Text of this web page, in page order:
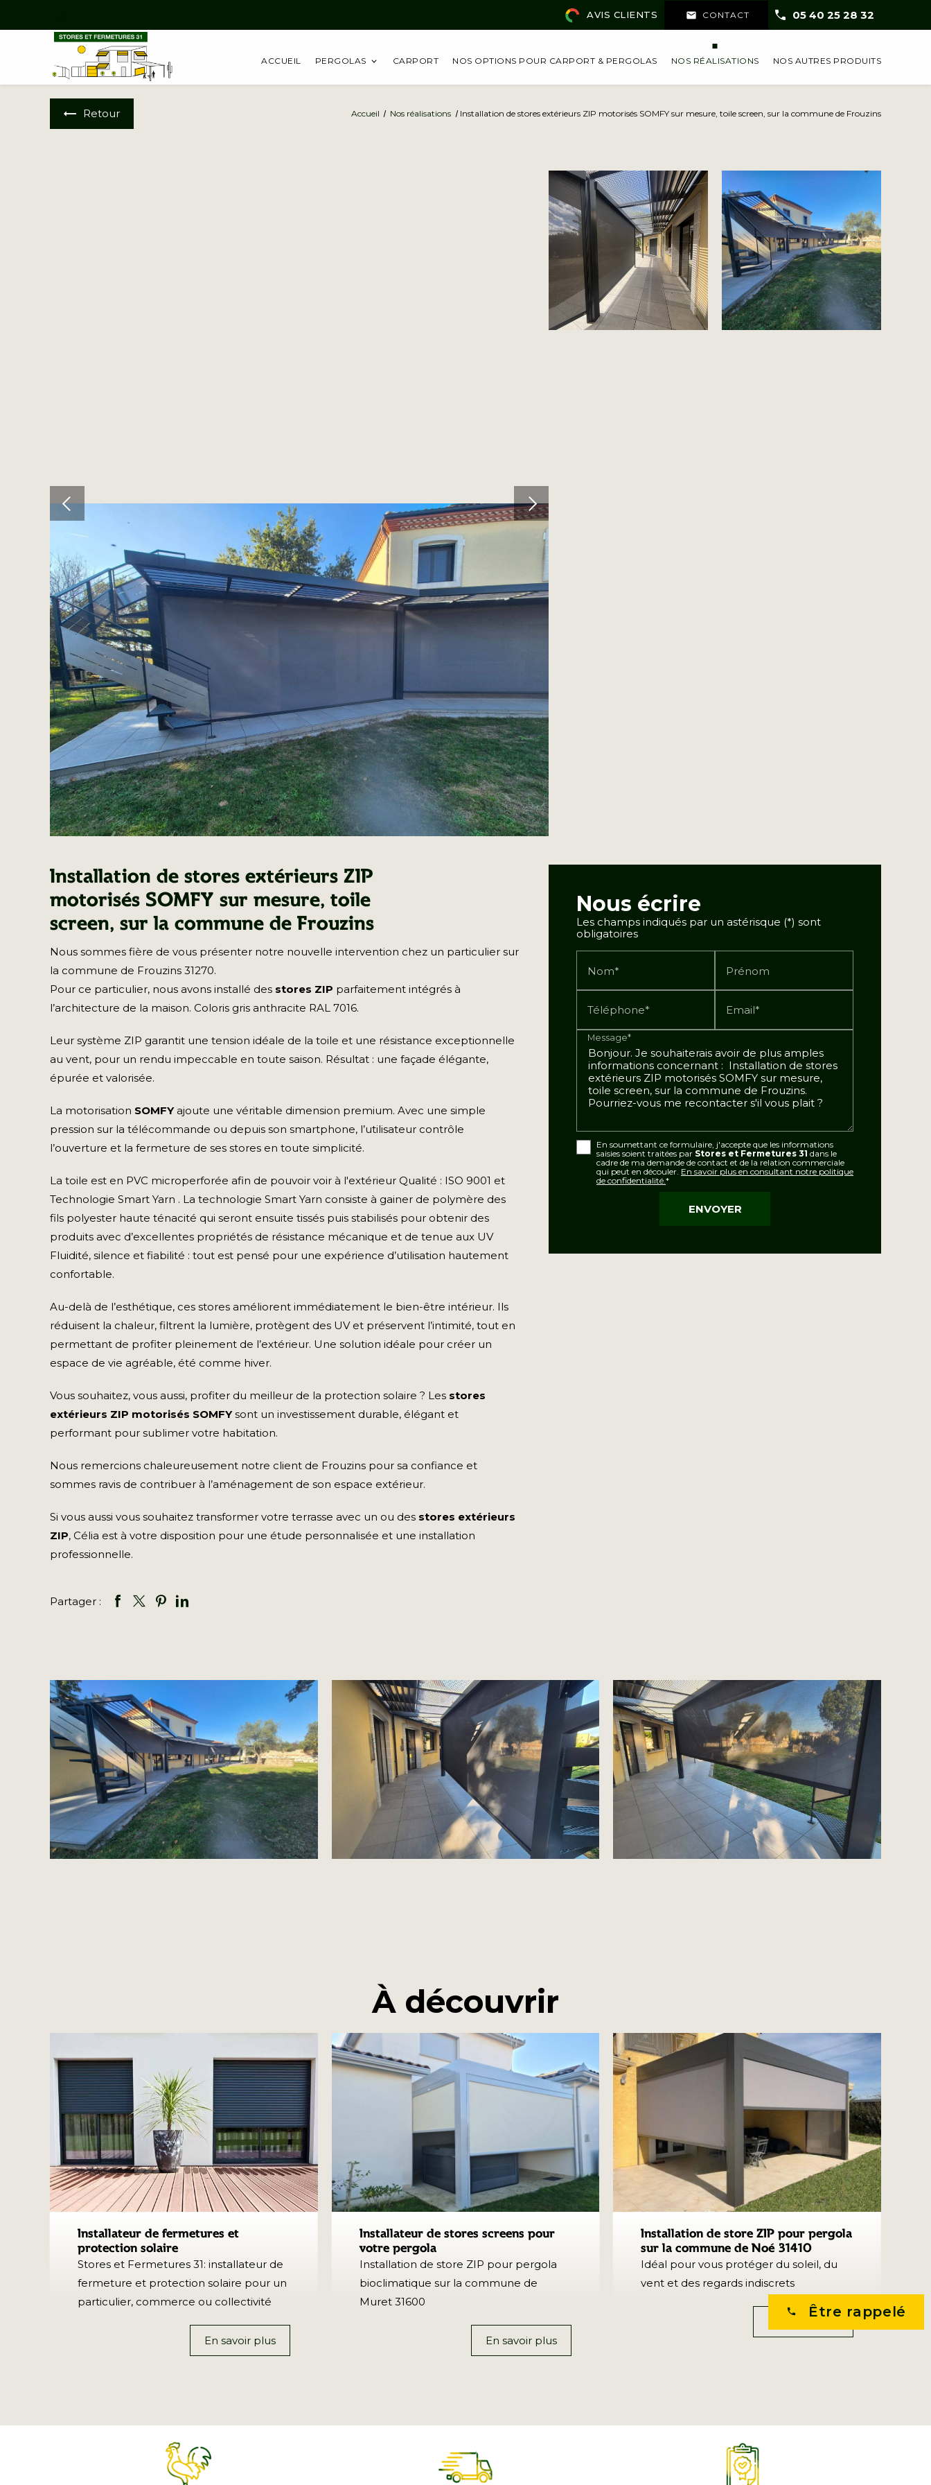
AVIS CLIENTS mail CONTACT 05 40 25 28 32
ACCUEIL PERGOLAS CARPORT NOS OPTIONS POUR CARPORT & PERGOLAS NOS RÉALISATIONS NOS AUTRES PRODUITS
Accueil Nos réalisations Installation de stores extérieurs ZIP motorisés SOMFY sur mesure, toile screen, sur la commune de Frouzins
Retour
Installation de stores extérieurs ZIP
motorisés SOMFY sur mesure, toile
screen, sur la commune de Frouzins
Nous sommes fière de vous présenter notre nouvelle intervention chez un particulier sur
la commune de Frouzins 31270.
Pour ce particulier, nous avons installé des stores ZIP parfaitement intégrés à
l’architecture de la maison. Coloris gris anthracite RAL 7016.
Leur système ZIP garantit une tension idéale de la toile et une résistance exceptionnelle
au vent, pour un rendu impeccable en toute saison. Résultat : une façade élégante,
épurée et valorisée.
La motorisation SOMFY ajoute une véritable dimension premium. Avec une simple
pression sur la télécommande ou depuis son smartphone, l’utilisateur contrôle
l’ouverture et la fermeture de ses stores en toute simplicité.
La toile est en PVC microperforée afin de pouvoir voir à l'extérieur Qualité : ISO 9001 et
Technologie Smart Yarn . La technologie Smart Yarn consiste à gainer de polymère des
fils polyester haute ténacité qui seront ensuite tissés puis stabilisés pour obtenir des
produits avec d’excellentes propriétés de résistance mécanique et de tenue aux UV
Fluidité, silence et fiabilité : tout est pensé pour une expérience d’utilisation hautement
confortable.
Au-delà de l’esthétique, ces stores améliorent immédiatement le bien-être intérieur. Ils
réduisent la chaleur, filtrent la lumière, protègent des UV et préservent l’intimité, tout en
permettant de profiter pleinement de l’extérieur. Une solution idéale pour créer un
espace de vie agréable, été comme hiver.
Vous souhaitez, vous aussi, profiter du meilleur de la protection solaire ? Les stores
extérieurs ZIP motorisés SOMFYsont un investissement durable, élégant et
performant pour sublimer votre habitation.
Nous remercions chaleureusement notre client de Frouzins pour sa confiance et
sommes ravis de contribuer à l’aménagement de son espace extérieur.
Si vous aussi vous souhaitez transformer votre terrasse avec un ou des stores extérieurs
ZIP, Célia est à votre disposition pour une étude personnalisée et une installation
professionnelle.
Partager :
Nous écrire
Les champs indiqués par un astérisque (*) sont
obligatoires
Nom* Prénom
Téléphone* Email*
Message*
En soumettant ce formulaire, j'accepte que les informations
saisies soient traitées par Stores et Fermetures 31 dans le
cadre de ma demande de contact et de la relation commerciale
qui peut en découler. En savoir plus en consultant notre politique
de confidentialité. *
À découvrir
Installateur de fermetures et
protection solaire
Stores et Fermetures 31: installateur de
fermeture et protection solaire pour un
particulier, commerce ou collectivité
En savoir plus
Installateur de stores screens pour
votre pergola
Installation de store ZIP pour pergola
bioclimatique sur la commune de
Muret 31600
En savoir plus
Installation de store ZIP pour pergola
sur la commune de Noé 31410
Idéal pour vous protéger du soleil, du
vent et des regards indiscrets
phone Être rappelé